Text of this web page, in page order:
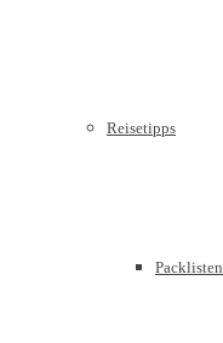
Reisetipps
Packlisten